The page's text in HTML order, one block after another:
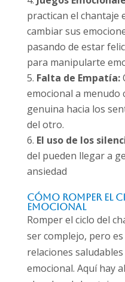
practican el chantaje
cambiar sus
pasando de estar
para manipularte
Falta de Empatía:
emocional a menudo
genuina hacia los
del otro.
El uso de los
del pueden llegar a
ansiedad
Cómo Romper el
Emocional
Romper el ciclo del
ser complejo, pero
relaciones
emocional. Aquí hay